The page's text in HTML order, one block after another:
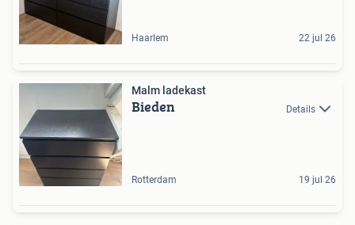
Haarlem 22 jul 26
Malm ladekast
Bieden Details
Rotterdam 19 jul 26